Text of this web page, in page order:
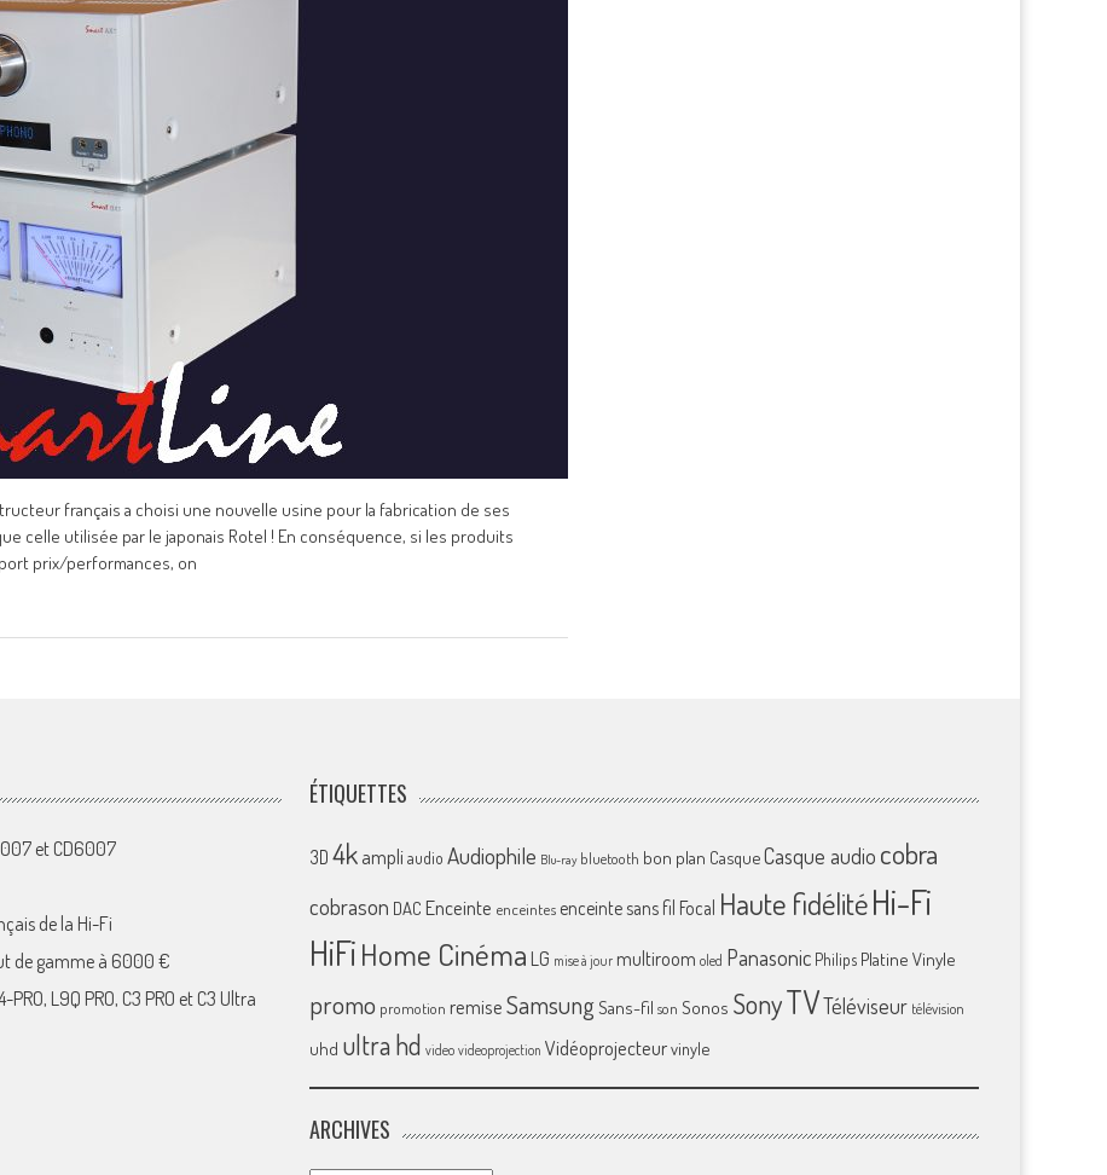
français a choisi une nouvelle usine pour la fabrication de ses
celle utilisée par le japonais Rotel ! En conséquence, si les produits
prix/performances, on
et CD6007
de la Hi-Fi
de gamme à 6000 €
L9Q PRO, C3 PRO et C3 Ultra
ÉTIQUETTES
3D 4k ampliaudio Audiophile Blu-ray bluetooth bon plan CasqueCasque audio cobra
cobrason DAC Enceinte enceintes enceinte sans fil Focal Haute fidélitéHi-Fi
HiFiHome Cinéma LG mise à jour multiroom oled Panasonic Philips Platine Vinyle
promo promotion remiseSamsungSans-fil son Sonos SonyTVTéléviseur télévision
uhd ultra hd video videoprojection Vidéoprojecteurvinyle
ARCHIVES